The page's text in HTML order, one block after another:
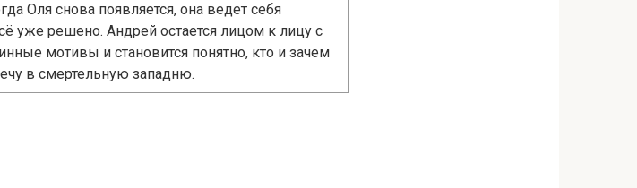
Оля снова появляется, она ведет себя
уже решено. Андрей остается лицом к лицу с
мотивы и становится понятно, кто и зачем
в смертельную западню.